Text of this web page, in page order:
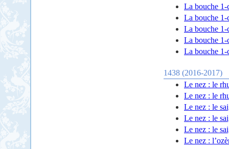
La bouche
La bouche
La bouche
La bouche
La bouche
1438 (2016-2017)
Le nez : le
Le nez : le
Le nez : le
Le nez : le
Le nez : le
Le nez :